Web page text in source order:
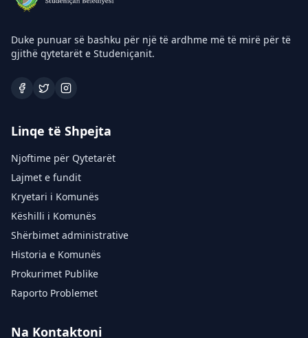
Duke punuar së bashku për një të ardhme më të mirë për të
gjithë qytetarët e Studeniçanit.
Linqe të Shpejta
Njoftime për Qytetarët
Lajmet e fundit
Kryetari i Komunës
Këshilli i Komunës
Shërbimet administrative
Historia e Komunës
Prokurimet Publike
Raporto Problemet
Na Kontaktoni